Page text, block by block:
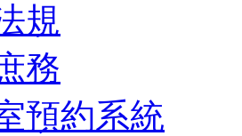
規
務
預約系統